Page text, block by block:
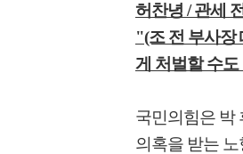
허찬녕 / 관세
"(조 전 부사장
게 처벌할 수
국민의힘은 박
의혹을 받는